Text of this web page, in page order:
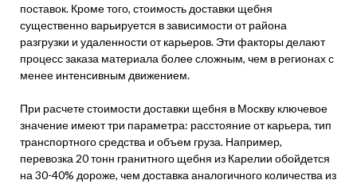
поставок. Кроме того, стоимость доставки щебня
существенно варьируется в зависимости от района
разгрузки и удаленности от карьеров. Эти факторы делают
процесс заказа материала более сложным, чем в регионах с
менее интенсивным движением.
При расчете стоимости доставки щебня в Москву ключевое
значение имеют три параметра: расстояние от карьера, тип
транспортного средства и объем груза. Например,
перевозка 20 тонн гранитного щебня из Карелии обойдется
на 30-40% дороже, чем доставка аналогичного количества из